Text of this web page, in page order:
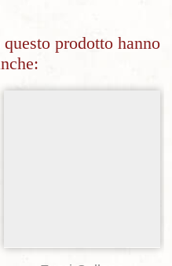
prodotto hanno